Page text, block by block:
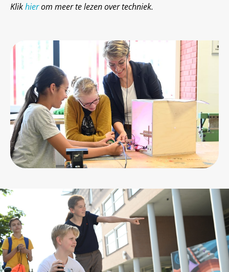
Klikhierom meer te lezen over techniek.